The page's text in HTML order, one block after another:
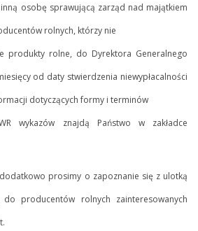
inną osobę sprawującą zarząd nad majątkiem
rolnych, którzy nie
produkty rolne, do Dyrektora Generalnego
od daty stwierdzenia niewypłacalności
dotyczących formy i terminów
wykazów znajdą Państwo w zakładce
prosimy o zapoznanie się z ulotką
do producentów rolnych zainteresowanych